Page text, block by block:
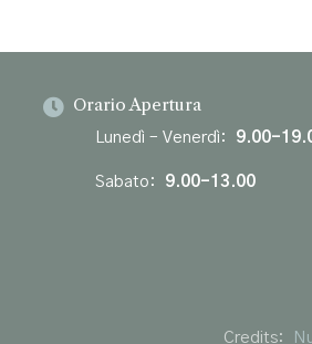
 Orario Apertura
Lunedì – Venerdì: 9.00-
Sabato: 9.00-13.00
Credits: